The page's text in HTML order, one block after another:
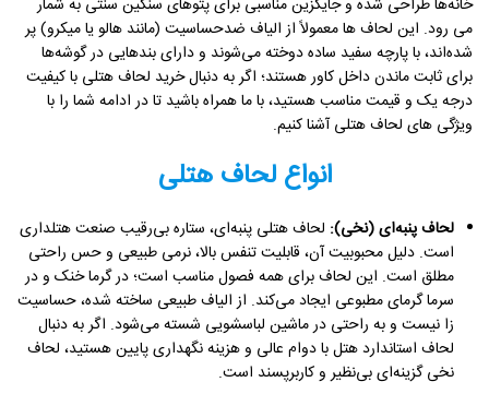
خانه‌ها طراحی شده و جایگزین مناسبی برای پتوهای سنگین سنتی به شمار
می رود. این لحاف ها معمولاً از الیاف ضدحساسیت (مانند هالو یا میکرو) پر
شده‌اند، با پارچه سفید ساده دوخته می‌شوند و دارای بندهایی در گوشه‌ها
برای ثابت ماندن داخل کاور هستند؛ اگر به دنبال خرید لحاف هتلی با کیفیت
درجه یک و قیمت مناسب هستید، با ما همراه باشید تا در ادامه شما را با
ویژگی های لحاف هتلی آشنا کنیم.
انواع لحاف هتلی
لحاف پنبه‌ای (نخی): لحاف هتلی پنبه‌ای، ستاره بی‌رقیب صنعت هتلداری
است. دلیل محبوبیت آن، قابلیت تنفس بالا، نرمی طبیعی و حس راحتی
مطلق است. این لحاف برای همه فصول مناسب است؛ در گرما خنک و در
سرما گرمای مطبوعی ایجاد می‌کند. از الیاف طبیعی ساخته شده، حساسیت‌
زا نیست و به‌ راحتی در ماشین لباسشویی شسته می‌شود. اگر به دنبال
لحاف استاندارد هتل با دوام عالی و هزینه نگهداری پایین هستید، لحاف
نخی گزینه‌ای بی‌نظیر و کاربرپسند است.